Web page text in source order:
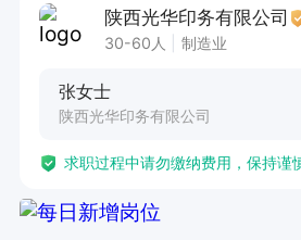
3. 无不良嗜好，身体健康，无
贴）；
订设备者，优先考虑。
陕西光华印务有限公司
30-60人 制造业
张女士
陕西光华印务有限公司
求职过程中请勿缴纳费用，保持谨